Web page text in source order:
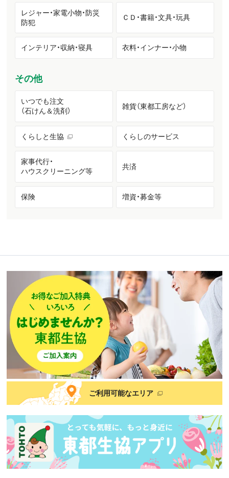
レジャー・家電小物・防災
防犯
ＣＤ・書籍・文具・玩具
インテリア・収納・寝具 衣料・インナー・小物
その他
いつでも注文
（石けん＆洗剤）
雑貨（東都工房など）
くらしと生協 くらしのサービス
家事代行・
ハウスクリーニング等
共済
保険 増資・募金等
ご利用可能なエリア